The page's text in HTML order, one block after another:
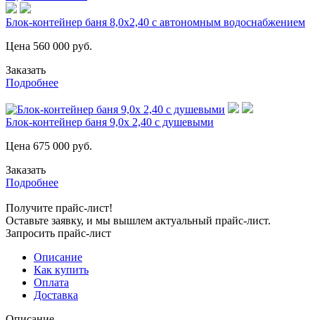
Блок-контейнер баня 8,0х2,40 с автономным водоснабжением
Цена 560 000 руб.
Заказать
Подробнее
Блок-контейнер баня 9,0х 2,40 с душевыми
Цена 675 000 руб.
Заказать
Подробнее
Получите прайс-лист!
Оставьте заявку, и мы вышлем актуальный прайс-лист.
Запросить прайс-лист
Описание
Как купить
Оплата
Доставка